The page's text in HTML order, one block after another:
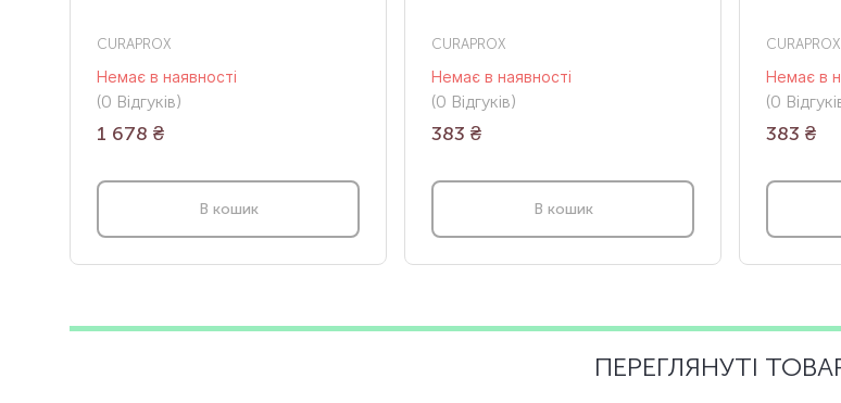
CURAPROX
Немає в наявності
(0 Відгуків)
1 678 ₴
В кошик
CURAPROX
Немає в наявності
(0 Відгуків)
383 ₴
В кошик
CURAPROX
Немає в
(0
383 ₴
ПЕРЕГЛЯНУТІ